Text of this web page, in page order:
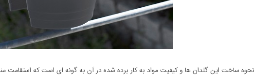
نحوه ساخت این گلدان ها و کیفیت مواد به کار برده شده در آن به گونه ای است که استقامت